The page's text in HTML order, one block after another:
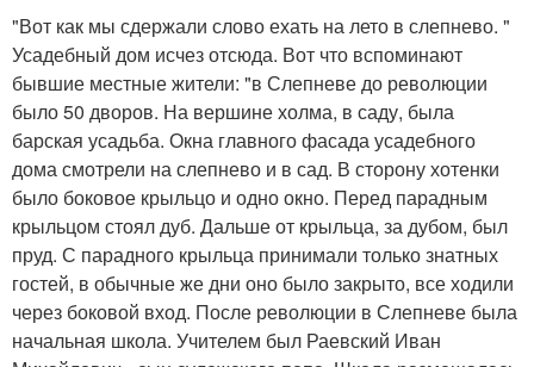
"Вот как мы сдержали слово ехать на лето в слепнево. "
Усадебный дом исчез отсюда. Вот что вспоминают
бывшие местные жители: "в Слепневе до революции
было 50 дворов. На вершине холма, в саду, была
барская усадьба. Окна главного фасада усадебного
дома смотрели на слепнево и в сад. В сторону хотенки
было боковое крыльцо и одно окно. Перед парадным
крыльцом стоял дуб. Дальше от крыльца, за дубом, был
пруд. С парадного крыльца принимали только знатных
гостей, в обычные же дни оно было закрыто, все ходили
через боковой вход. После революции в Слепневе была
начальная школа. Учителем был Раевский Иван